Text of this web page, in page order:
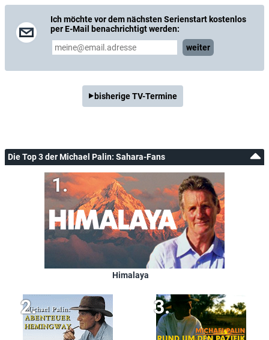
Ich möchte vor dem nächsten Serienstart kostenlos
per E-Mail benachrichtigt werden:
weiter
bisherige TV-Termine
Die Top 3 der Michael Palin: Sahara-Fans
Himalaya